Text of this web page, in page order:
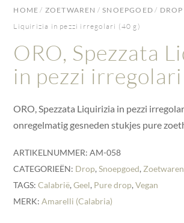
HOME / ZOETWAREN /SNOEPGOED / DROP
Liquirizia in pezzi irregolari (40 g)
ORO, Spezzata
in pezzi
ORO, Spezzata Liquirizia in pezzi
onregelmatig gesneden stukjes pure
ARTIKELNUMMER:AM-058
CATEGORIEËN: Drop,Snoepgoed, Zoetwaren
TAGS:Calabrië,Geel, Pure drop,Vegan
MERK:Amarelli (Calabria)